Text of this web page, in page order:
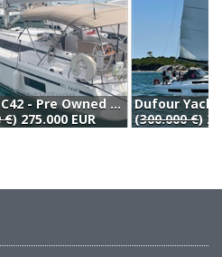
Bavaria C42 - Pre Owned - Just Reduced (2023)
Dufour Yachts Dufour 44 (2025)
(300.000 €) 289.000 EUR